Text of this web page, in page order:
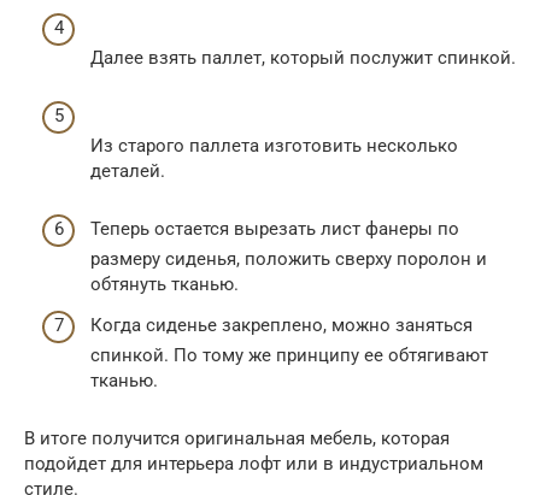
Далее взять паллет, который послужит спинкой.
Из старого паллета изготовить несколько
деталей.
Теперь остается вырезать лист фанеры по
размеру сиденья, положить сверху поролон и
обтянуть тканью.
Когда сиденье закреплено, можно заняться
спинкой. По тому же принципу ее обтягивают
тканью.
В итоге получится оригинальная мебель, которая
подойдет для интерьера лофт или в индустриальном
стиле.